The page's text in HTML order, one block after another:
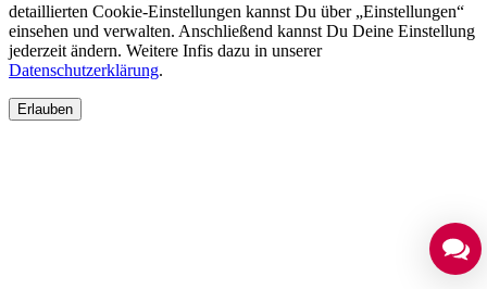
detaillierten Cookie-Einstellungen kannst Du über „Einstellungen“
einsehen und verwalten. Anschließend kannst Du Deine Einstellung
jederzeit ändern. Weitere Infis dazu in unserer
Datenschutzerklärung.
Erlauben